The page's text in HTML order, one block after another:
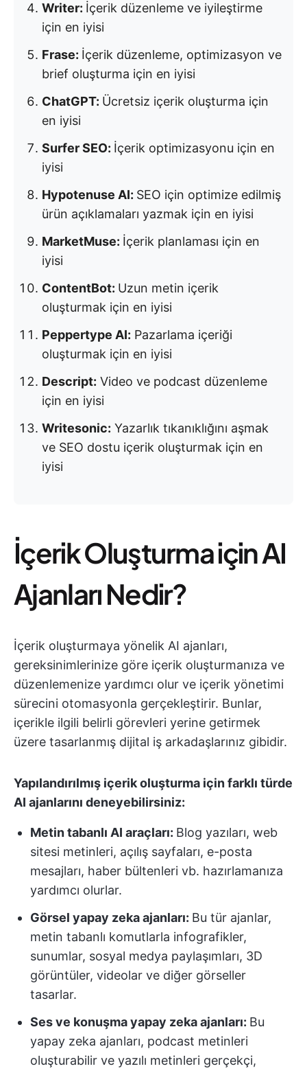
Writer: İçerik düzenleme ve iyileştirme
için en iyisi
Frase: İçerik düzenleme, optimizasyon ve
brief oluşturma için en iyisi
ChatGPT: Ücretsiz içerik oluşturma için
en iyisi
Surfer SEO: İçerik optimizasyonu için en
iyisi
Hypotenuse AI: SEO için optimize edilmiş
ürün açıklamaları yazmak için en iyisi
MarketMuse: İçerik planlaması için en
iyisi
ContentBot: Uzun metin içerik
oluşturmak için en iyisi
Peppertype AI: Pazarlama içeriği
oluşturmak için en iyisi
Descript: Video ve podcast düzenleme
için en iyisi
Writesonic: Yazarlık tıkanıklığını aşmak
ve SEO dostu içerik oluşturmak için en
iyisi
İçerik Oluşturma için AI
Ajanları Nedir?
İçerik oluşturmaya yönelik AI ajanları,
gereksinimlerinize göre içerik oluşturmanıza ve
düzenlemenize yardımcı olur ve içerik yönetimi
sürecini otomasyonla gerçekleştirir. Bunlar,
içerikle ilgili belirli görevleri yerine getirmek
üzere tasarlanmış dijital iş arkadaşlarınız gibidir.
Yapılandırılmış içerik oluşturma için farklı türde
AI ajanlarını deneyebilirsiniz:
Metin tabanlı AI araçları: Blog yazıları, web
sitesi metinleri, açılış sayfaları, e-posta
mesajları, haber bültenleri vb. hazırlamanıza
yardımcı olurlar.
Görsel yapay zeka ajanları: Bu tür ajanlar,
metin tabanlı komutlarla infografikler,
sunumlar, sosyal medya paylaşımları, 3D
görüntüler, videolar ve diğer görseller
tasarlar.
Ses ve konuşma yapay zeka ajanları: Bu
yapay zeka ajanları, podcast metinleri
oluşturabilir ve yazılı metinleri gerçekçi,